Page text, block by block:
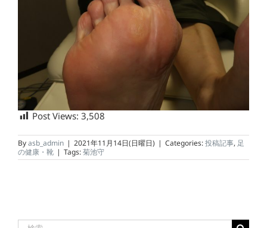
Post Views: 3,508
Byasb_admin | 2021年11月14日(日曜日) | Categories:投稿記事, 足
の健康・靴 | Tags:菊池守